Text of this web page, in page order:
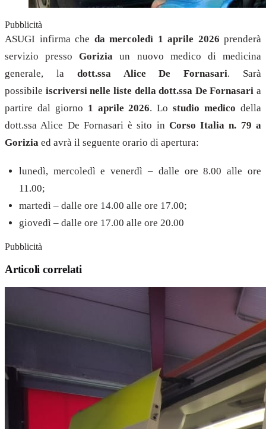
Pubblicità
ASUGI infirma che da mercoledì 1 aprile 2026 prenderà
servizio pressoGoriziaun nuovo medico di medicina
generale, la dott.ssa Alice De Fornasari. Sarà
possibile iscriversi nelle liste della dott.ssa De Fornasari a
partire dal giorno 1 aprile 2026. Lostudio medico della
dott.ssa Alice De Fornasari è sito in Corso Italia n. 79 a
Gorizia ed avrà il seguente orario di apertura:
lunedì, mercoledì e venerdì – dalle ore 8.00 alle ore
11.00;
martedì – dalle ore 14.00 alle ore 17.00;
giovedì – dalle ore 17.00 alle ore 20.00
Pubblicità
Articoli correlati